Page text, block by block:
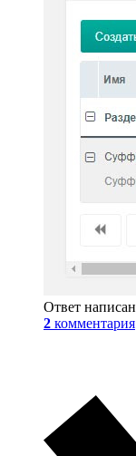
Ответ написан
2 комментария